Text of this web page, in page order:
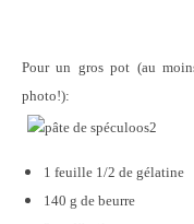
Pour un gros pot (au
photo!):
1 feuille 1/2 de gélatine
140 g de beurre